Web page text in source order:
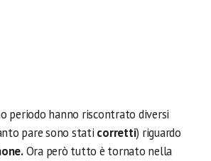
periodo hanno riscontrato diversi
pare sono stati corretti) riguardo
Ora però tutto è tornato nella